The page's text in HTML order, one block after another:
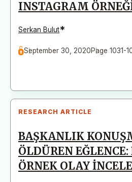
INSTAGRAM
Serkan Bulut*
September 30, 2020Page 1031-
RESEARCH ARTICLE
BAŞKANLIK
ÖLDÜREN EĞLENCE:
ÖRNEK OLAY